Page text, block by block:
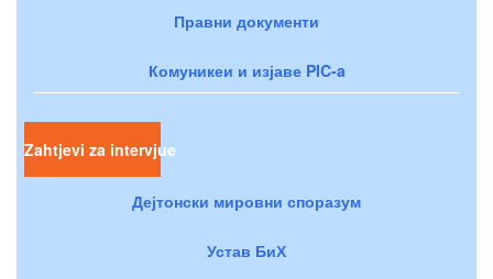
Правни документи
Комуникеи и изјаве PIC-a
Zahtjevi za intervjue
Дејтонски мировни споразум
Устав БиХ